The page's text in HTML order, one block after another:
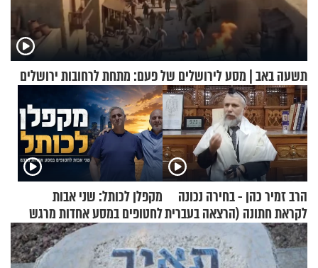
תשעה באב | מסע לירושלים של פעם: מתחת לרחובות ירושלים
הרב זמיר כהן - בחירה נכונה
לקראת חתונה (הרצאה בעברית
+ צרפתית)
מקפלן לכותל: שני אבות
לחטופים במסע אחדות מרגש